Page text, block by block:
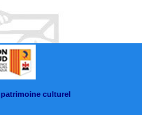
patrimoine culturel